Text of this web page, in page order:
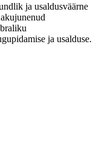
ja usaldusväärne
ja usalduse.